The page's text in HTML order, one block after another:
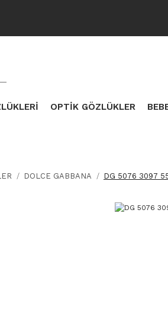
OPTİK GÖZLÜKLER
DOLCE GABBANA DG 5076 3097